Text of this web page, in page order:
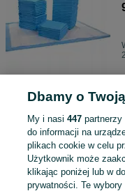
Dbamy o
My i nasi 447partnerzy
do informacji na
plikach cookie w celu
Użytkownik może
klikając poniżej lub w
prywatności. Te